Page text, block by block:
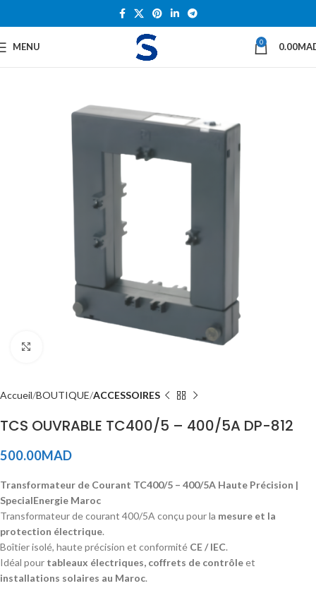
MENU 0 0.00
Accueil BOUTIQUE ACCESSOIRES
TCS OUVRABLE TC400/5 – 400/5A DP-812
500.00MAD
Transformateur de Courant TC400/5 – 400/5A Haute Précision |
SpecialEnergie Maroc
Transformateur de courant 400/5A conçu pour la mesure et la
protection électrique.
Boîtier isolé, haute précision et conformité CE / IEC.
Idéal pour tableaux électriques, coffrets de contrôleet
installations solaires au Maroc.